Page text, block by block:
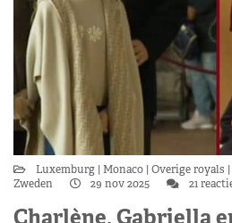
Luxemburg Monaco Overige royals
Zweden
29 nov 2025 21
Charlène, Gabriella